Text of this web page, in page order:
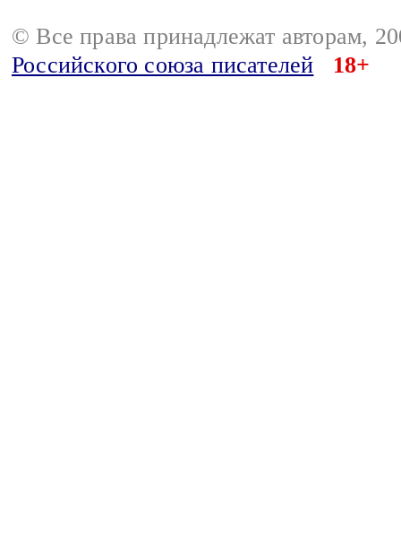
© Все права принадлежат авторам,
Российского союза писателей
18+